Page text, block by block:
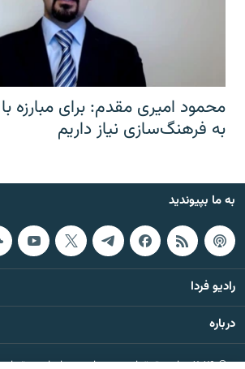
محمود امیری مقدم: برای مبارزه با
به فرهنگ‌سازی نیاز داریم
به ما بپیوندید
رادیو فردا
درباره